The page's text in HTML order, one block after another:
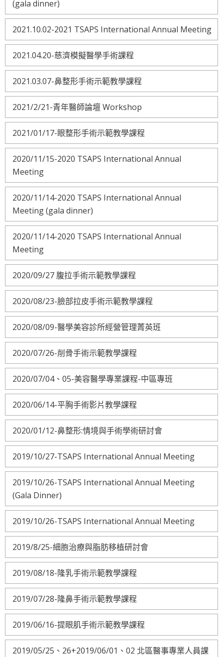
(gala dinner)
2021.10.02-2021 TSAPS International Annual Meeting
2021.04.20-慈濟模擬醫學手術課程
2021.03.07-鼻整形手術示範教學課程
2021/2/21-青年醫師論壇 Workshop
2021/01/17-眼整形手術示範教學課程
2020/11/15-2020 TSAPS International Annual
Meeting
2020/11/14-2020 TSAPS International Annual
Meeting (gala dinner)
2020/11/14-2020 TSAPS International Annual
Meeting
2020/09/27 腹拉手術示範教學課程
2020/08/23-臉部拉皮手術示範教學課程
2020/08/09-醫學美容診所經營管理菁英班
2020/07/26-削骨手術示範教學課程
2020/07/04、05-美容醫學專業課程-中區專班
2020/06/14-平胸手術影片教學課程
2020/01/12-鼻整形:情境與手術學術研討會
2019/10/27-TSAPS International Annual Meeting
2019/10/26-TSAPS International Annual Meeting
(Gala Dinner)
2019/10/26-TSAPS International Annual Meeting
2019/8/25-細胞治療與脂肪移植研討會
2019/08/18-隆乳手術示範教學課程
2019/07/28-隆鼻手術示範教學課程
2019/06/16-提眼肌手術示範教學課程
2019/05/25、26+2019/06/01、02 北區醫事專業人員課